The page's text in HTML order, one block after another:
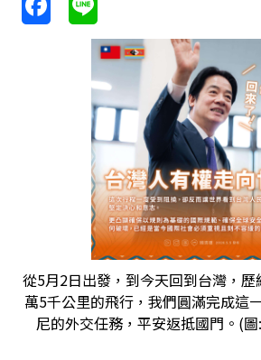
從5月2日出發，到今天回到台灣，
萬5千公里的飛行，我們圓滿完成這
尼的外交任務，平安返抵國門。(